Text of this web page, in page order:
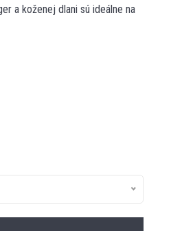
a koženej dlani sú ideálne na